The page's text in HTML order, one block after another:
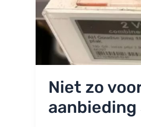
Niet zo
aanbieding